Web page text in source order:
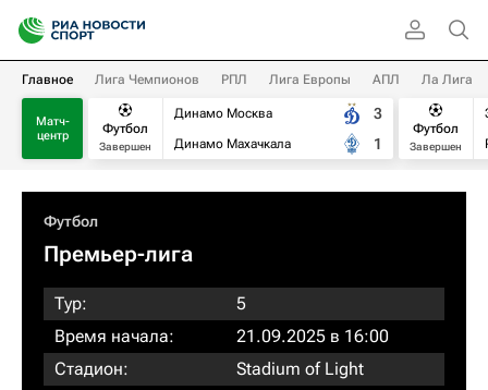
Главное Лига Чемпионов РПЛ Лига Европы АПЛ Ла Лига
Матч-
центр
Футбол
Завершен
Динамо Москва
Динамо Махачкала
3
1
Футбол
Завершен
Футбол
Премьер-лига
Тур:
5
Время начала:
21.09.2025 в 16:00
Стадион:
Stadium of Light